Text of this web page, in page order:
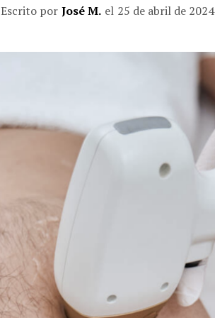
Escrito por José M. el 25 de abril de 2024